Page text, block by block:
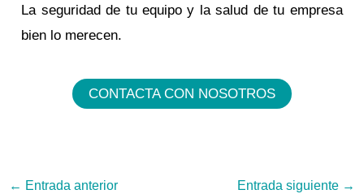
La seguridad de tu equipo y la salud de tu empresa
bien lo merecen.
CONTACTA CON NOSOTROS
← Entrada anterior Entrada siguiente →